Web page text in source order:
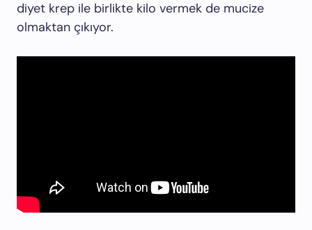
diyet krep ile birlikte kilo vermek de mucize
olmaktan çıkıyor.